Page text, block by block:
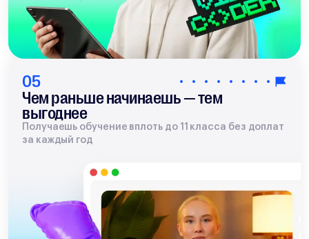
05
Чем раньше начинаешь — тем
выгоднее
Получаешь обучение вплоть до 11 класса без доплат
за каждый год